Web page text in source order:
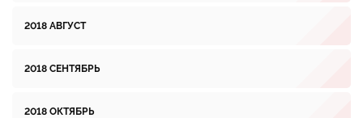
2018 АВГУСТ
2018 СЕНТЯБРЬ
2018 ОКТЯБРЬ